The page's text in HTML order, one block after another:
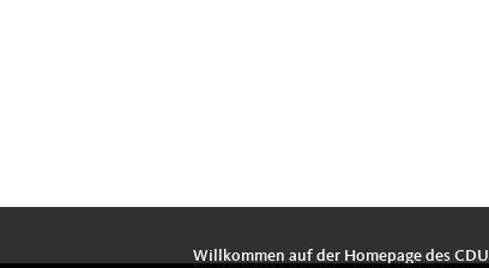
Willkommen auf der Homepage des CDU